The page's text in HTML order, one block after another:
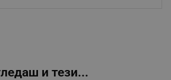
и тези...